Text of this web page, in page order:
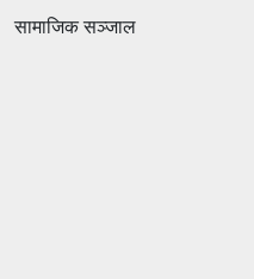
सामाजिक सञ्जाल